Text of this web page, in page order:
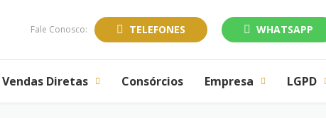
Fale Conosco: TELEFONES WHATSAPP
Vendas Diretas Consórcios Empresa LGPD